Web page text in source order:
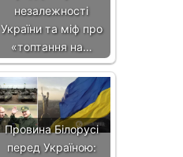
незалежності
України та міф про
«топтання на…
Провина Білорусі
перед Україною: